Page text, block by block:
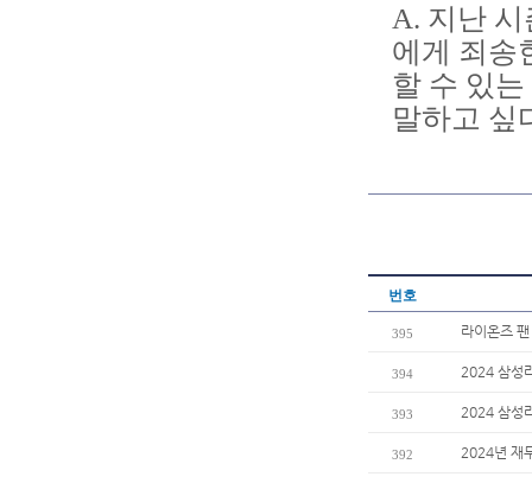
A. 지난
에게 죄송
할 수 있
말하고 싶
번호
395 라이온즈
394 2024 삼성
393 2024 삼성
392 2024년 재